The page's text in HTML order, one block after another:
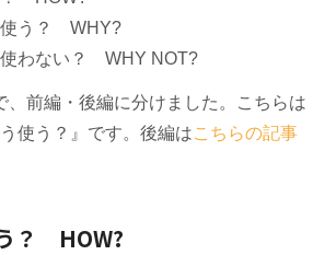
使う？ WHY?
わない？ WHY NOT?
、前編・後編に分けました。こちらは
使う？』です。後編はこちらの記事
？ HOW?